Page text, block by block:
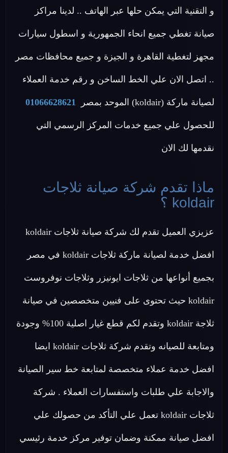
و التقنية التي يمكن حلها عبر الهاتف .. لدينا مراكز
صيانة تغطي جميع انحاء الجمهورية و اسطول سيارات
مجهز لتغطية القاهرة و الجيزة و جميع محافظات مصر
.. اتصل الان علي الخط الساخن و رقم خدمة العملاء
لصيانة ماركة (koldair) الموحد بمصر 01066628621
للحصول علي جميع خدمات المركز الرسمي التي
نقدمها لك الان
ماذا تقدم شركة صيانة ثلاجات
koldair ؟
عزيزي العميل تقدم لك شركة صيانة ثلاجات koldair
افضل خدمة لصيانة ماركة ثلاجات koldair في مصر
بجميع أنواعها من ثلاجات ايونيزر وثلاجات نوفروست
koldair حيث تحتوى على فنيين متخصصين في صيانة
ثلاجة koldair وتقدم لكم قطع غيار اصلية 100% وجودة
ومتابعة للصيانه وتقدم شركة ثلاجات koldair ايضا
افضل خدمة عملاء متخصصة لمتابعة خط سير الصيانة
والاجابة علي طلبات واستفسارات العملاء . شركة
ثلاجات koldair تعمل علي التأكد من حصولك علي
افضل صيانة ممكنة وضمان توفير مركز خدمة رئيسي